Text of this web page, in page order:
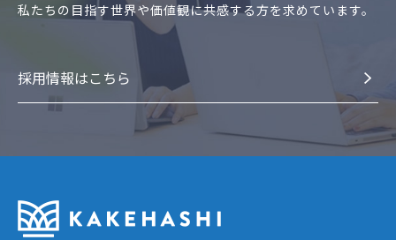
私たちの⽬指す世界や価値観に共感する⽅を求めています。
採⽤情報はこちら